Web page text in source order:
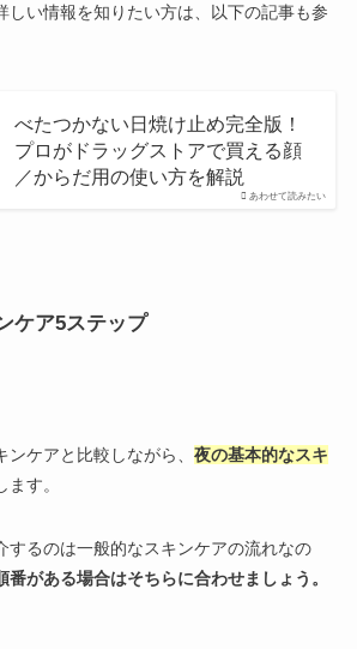
しい情報を知りたい方は、以下の記事も参
あわせて読みたい
べたつかない日焼け止め完全版！
プロがドラッグストアで買える顔
／からだ用の使い方を解説
ケア5ステップ
ケアと比較しながら、 夜の基本的なスキ
す。
するのは一般的なスキンケアの流れなの
番がある場合はそちらに合わせましょう。